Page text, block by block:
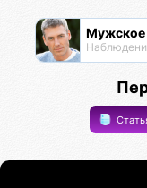
Мужское